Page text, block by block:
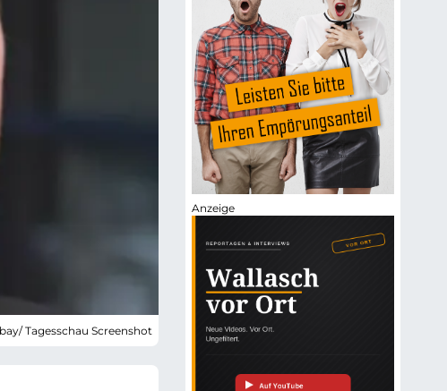
Tagesschau Screenshot